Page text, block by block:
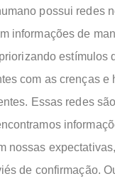
possui redes
informações de
estímulos
com as crenças e
Essas redes
nossas
de confirmação.